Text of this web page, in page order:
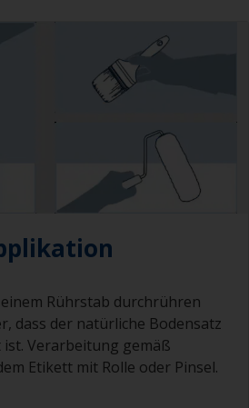
Rührstab durchrühren
dass der natürliche Bodensatz
Verarbeitung gemäß
Etikett mit Rolle oder Pinsel.